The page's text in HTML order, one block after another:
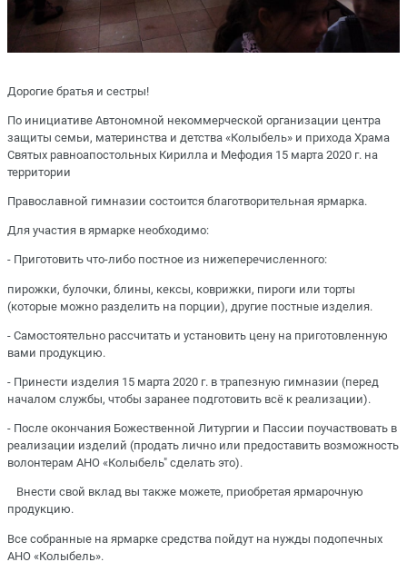
Дорогие братья и сестры! ⠀
По инициативе Автономной некоммерческой организации центра
защиты семьи, материнства и детства «Колыбель» и прихода Храма
Святых равноапостольных Кирилла и Мефодия 15 марта 2020 г. на
территории ⠀
Православной гимназии состоится благотворительная ярмарка.⠀
Для участия в ярмарке необходимо:⠀
- Приготовить что-либо постное из нижеперечисленного:⠀
пирожки, булочки, блины, кексы, коврижки, пироги или торты
(которые можно разделить на порции), другие постные изделия.⠀
- Самостоятельно рассчитать и установить цену на приготовленную
вами продукцию.⠀
- Принести изделия 15 марта 2020 г. в трапезную гимназии (перед
началом службы, чтобы заранее подготовить всё к реализации).⠀
- После окончания Божественной Литургии и Пассии поучаствовать в
реализации изделий (продать лично или предоставить возможность
волонтерам АНО «Колыбель" сделать это). ⠀
⠀Внести свой вклад вы также можете, приобретая ярмарочную
продукцию.⠀
Все собранные на ярмарке средства пойдут на нужды подопечных
АНО «Колыбель».⠀